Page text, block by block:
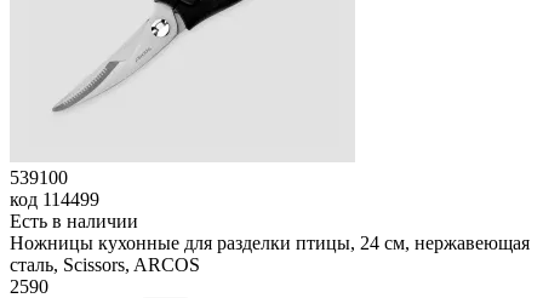
539100
код 114499
Есть в наличии
Ножницы кухонные для разделки птицы, 24 см, нержавеющая
сталь, Scissors, ARCOS
2590